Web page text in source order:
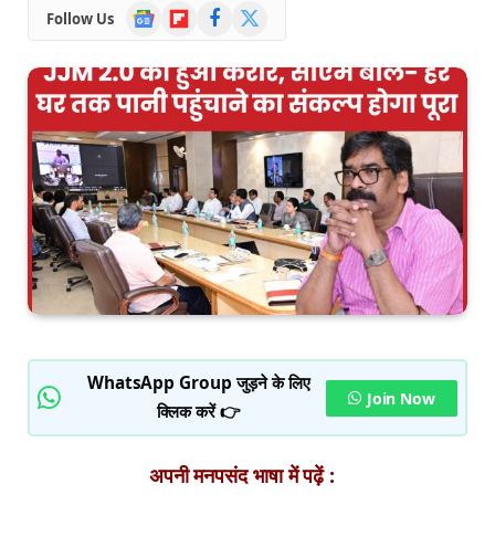
Follow Us
Google
News
FlipboardFacebook
WhatsApp Group जुड़ने के लिए
क्लिक करें 👉
Join Now
अपनी मनपसंद भाषा में पढ़ें :